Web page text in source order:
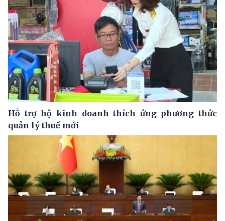
Hỗ trợ hộ kinh doanh thích ứng phương thức
quản lý thuế mới